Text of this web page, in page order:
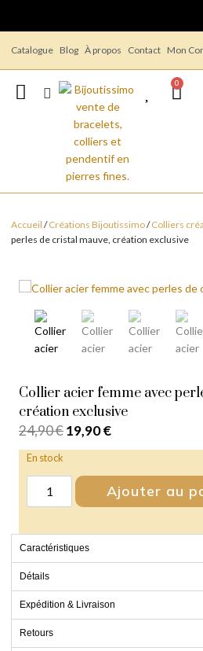
Catalogue Blog À propos Contact Mon
0
Accueil /Créations Bijoutissimo/Colliers
perles de cristal mauve, création exclusive
Collier acier femme avec
création exclusive
24,90€19,90€
En stock
Ajouter au
Caractéristiques
Détails
Expédition & Livraison
Retours